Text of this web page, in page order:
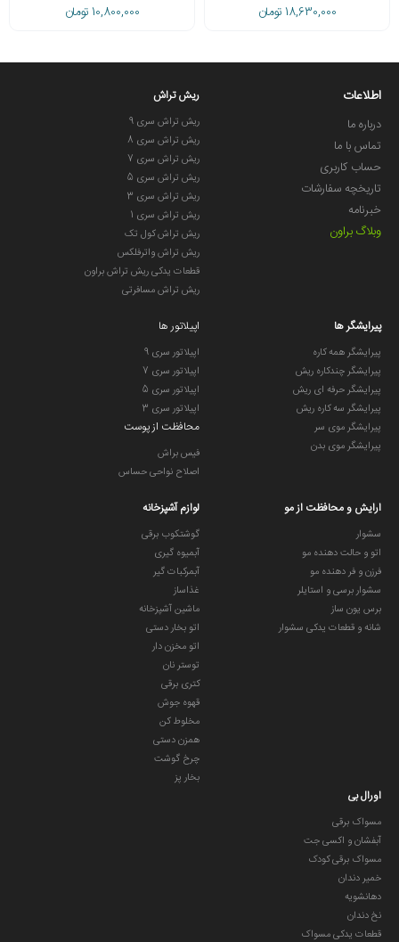
18,630,000 تومان
10,800,000 تومان
اطلاعات
درباره ما
تماس با ما
حساب کاربری
تاریخچه سفارشات
خبرنامه
وبلاگ براون
ریش تراش
ریش تراش سری 9
ریش تراش سری 8
ریش تراش سری 7
ریش تراش سری 5
ریش تراش سری 3
ریش تراش سری 1
ریش تراش کول تک
ریش تراش واترفلکس
قطعات یدکی ریش تراش براون
ریش تراش مسافرتی
پیرایشگر ها
پیرایشگر همه کاره
پیرایشگر چندکاره ریش
پیرایشگر حرفه ای ریش
پیرایشگر سه کاره ریش
پیرایشگر موی سر
پیرایشگر موی بدن
اپیلاتور ها
اپیلاتور سری 9
اپیلاتور سری 7
اپیلاتور سری 5
اپیلاتور سری 3
محافظت از پوست
فیس براش
اصلاح نواحی حساس
ارایش و محافظت از مو
سشوار
اتو و حالت دهنده مو
فرزن و فر دهنده مو
سشوار برسی و استایلر
برس یون ساز
شانه و قطعات یدکی سشوار
لوازم آشپزخانه
گوشتکوب برقی
آبمیوه گیری
آبمرکبات گیر
غذاساز
ماشین آشپزخانه
اتو بخار دستی
اتو مخزن دار
توستر نان
کتری برقی
قهوه جوش
مخلوط کن
همزن دستی
چرخ گوشت
بخار پز
اورال بی
مسواک برقی
آبفشان و اکسی جت
مسواک برقی کودک
خمیر دندان
دهانشویه
نخ دندان
قطعات یدکی مسواک